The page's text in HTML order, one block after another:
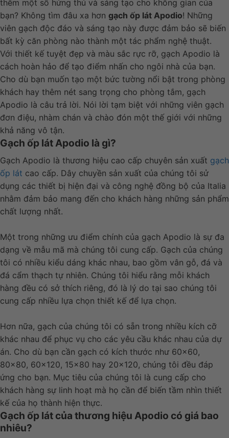
thêm một số hứng thú và sáng tạo cho không gian của
bạn? Không tìm đâu xa hơn gạch ốp lát Apodio! Những
viên gạch độc đáo và sáng tạo này được đảm bảo sẽ biến
bất kỳ căn phòng nào thành một tác phẩm nghệ thuật.
Với thiết kế tuyệt đẹp và màu sắc rực rỡ, gạch Apodio là
cách hoàn hảo để tạo điểm nhấn cho ngôi nhà của bạn.
Cho dù bạn muốn tạo một bức tường nổi bật trong phòng
khách hay thêm nét sang trọng cho phòng tắm, gạch
Apodio là câu trả lời. Nói lời tạm biệt với những viên gạch
đơn điệu, nhàm chán và chào đón một thế giới với những
khả năng vô tận.
Gạch ốp lát Apodio là gì?
Gạch Apodio là thương hiệu cao cấp chuyên sản xuất gạch
ốp lát cao cấp. Dây chuyền sản xuất của chúng tôi sử
dụng các thiết bị hiện đại và công nghệ đồng bộ của Italia
nhằm đảm bảo mang đến cho khách hàng những sản phẩm
chất lượng nhất.
Một trong những ưu điểm chính của gạch Apodio là sự đa
dạng về mẫu mã mà chúng tôi cung cấp. Gạch của chúng
tôi có nhiều kiểu dáng khác nhau, bao gồm vân gỗ, đá và
đá cẩm thạch tự nhiên. Chúng tôi hiểu rằng mỗi khách
hàng đều có sở thích riêng, đó là lý do tại sao chúng tôi
cung cấp nhiều lựa chọn thiết kế để lựa chọn.
Hơn nữa, gạch của chúng tôi có sẵn trong nhiều kích cỡ
khác nhau để phục vụ cho các yêu cầu khác nhau của dự
án. Cho dù bạn cần gạch có kích thước như 60×60,
80×80, 60×120, 15×80 hay 20×120, chúng tôi đều đáp
ứng cho bạn. Mục tiêu của chúng tôi là cung cấp cho
khách hàng sự linh hoạt mà họ cần để biến tầm nhìn thiết
kế của họ thành hiện thực.
Gạch ốp lát của thương hiệu Apodio có giá bao
nhiêu?